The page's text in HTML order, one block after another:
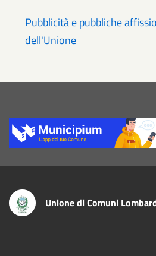
Pubblicità e pubbliche
dell'Unione
Title
Unione di Comuni